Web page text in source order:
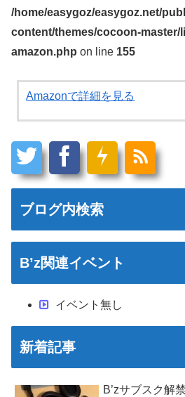
/home/easygoz/easygoz.net/
content/themes/cocoon-master/
amazon.php on line 155
Amazonで詳細を見る
ブログ内検索
B’z関連イベント
イベント無し
新着記事
B’zサブスク解